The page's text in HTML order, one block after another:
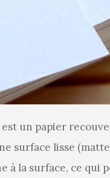
un papier
surface lisse
à la surface, ce qui